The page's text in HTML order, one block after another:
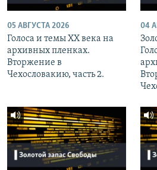
05 АВГУСТА 2026
Голоса и темы XX века на
архивных пленках.
Вторжение в
Чехословакию, часть 2.
04